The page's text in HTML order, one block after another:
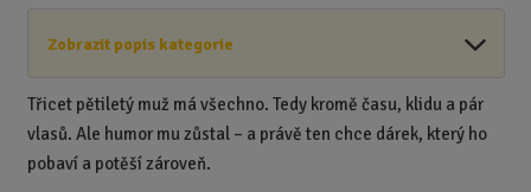
r
n
a
Zobrazit popis kategorie
Třicet pětiletý muž má všechno. Tedy kromě času, klidu a pár
vlasů. Ale humor mu zůstal – a právě ten chce dárek, který ho
pobaví a potěší zároveň.